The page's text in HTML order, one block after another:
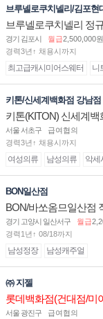
브루넬로쿠치넬리/김포현
브루넬로쿠치넬리 정
경기 김포시 월급2,500,000원
경력3년↑ 채용시까지
최고급캐시미어스웨터 니
키톤/신세계백화점 강남점
키톤(KITON) 신세계
서울 서초구
급여협의
경력3년↑ 채용시까지
여성의류 남성의류 악세
BON일산점
BON/바쏘옴므일산점
경기 고양시 일산서구 월급
경력1년↑ 08/18까지
남성정장 남성캐주얼
㈜ 지젤
롯데백화점(건대점/미
인합니다
서울 광진구
급여협의